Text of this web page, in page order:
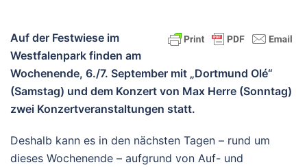
Auf der Festwiese im
Westfalenpark finden am
Wochenende, 6./7. September mit „Dortmund Olé“
(Samstag) und dem Konzert von Max Herre (Sonntag)
zwei Konzertveranstaltungen statt.
Deshalb kann es in den nächsten Tagen – rund um
dieses Wochenende – aufgrund von Auf- und